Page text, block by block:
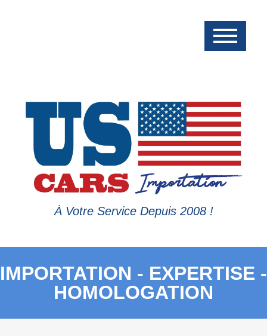
À Votre Service Depuis 2008 !
IMPORTATION - EXPERTISE -
HOMOLOGATION